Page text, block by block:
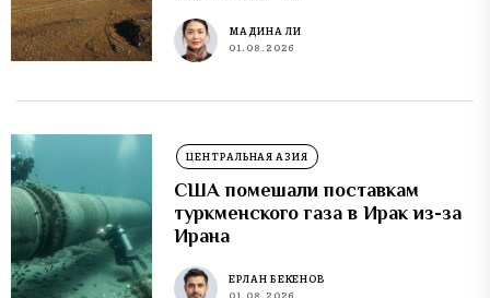
МАДИНА ЛИ
01.08.2026
ЦЕНТРАЛЬНАЯ АЗИЯ
США помешали поставкам
туркменского газа в Ирак из-за
Ирана
ЕРЛАН БЕКЕНОВ